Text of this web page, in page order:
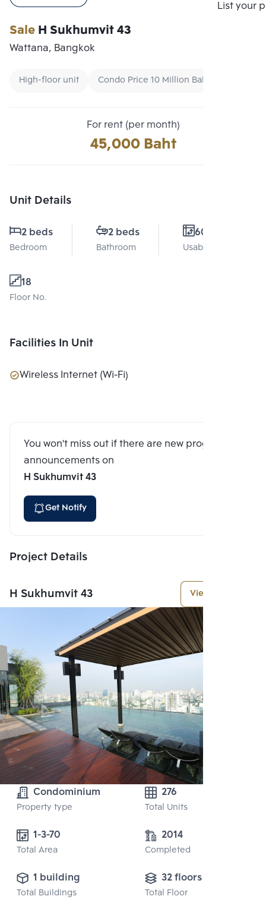
List your
SaleH Sukhumvit 43
Wattana, Bangkok
High-floor unit Condo Price 10 Million Baht - 15 Million
For rent (per month)
45,000 Baht
Unit Details
2 beds
Bedroom
2 beds
Bathroom
60 Sq.m.
Usable area
18
Floor No.
Facilities In Unit
Wireless Internet (Wi-Fi)
You won't miss out if there are new program
announcements on
H Sukhumvit 43
Get Notify
Project Details
H Sukhumvit 43 View More
Condominium
Property type
276
Total Units
1-3-70
Total Area
2014
Completed
1 building
Total Buildings
32 floors
Total Floor